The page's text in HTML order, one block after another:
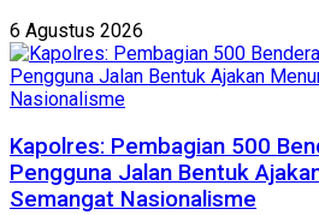
6 Agustus 2026
Kapolres: Pembagian 500
Pengguna Jalan Bentuk
Semangat Nasionalisme